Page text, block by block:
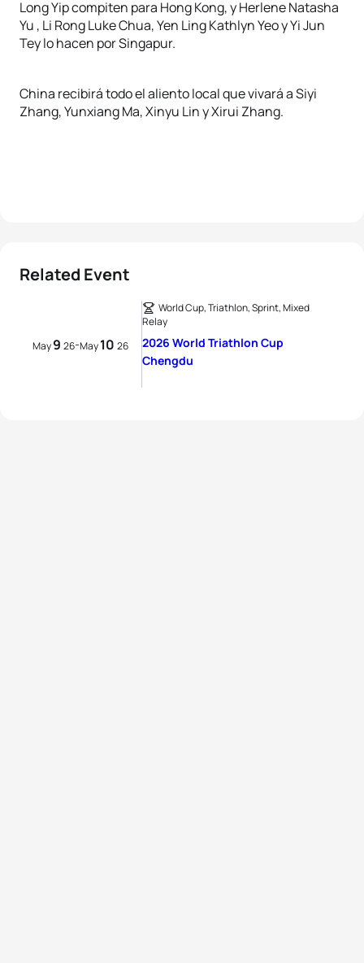
Long Yip compiten para Hong Kong, y Herlene Natasha
Yu , Li Rong Luke Chua, Yen Ling Kathlyn Yeo y Yi Jun
Tey lo hacen por Singapur.
China recibirá todo el aliento local que vivará a Siyi
Zhang, Yunxiang Ma, Xinyu Lin y Xirui Zhang.
Related Event
May9 26-May10 26
World Cup, Triathlon, Sprint, Mixed
Relay
2026 World Triathlon Cup
Chengdu